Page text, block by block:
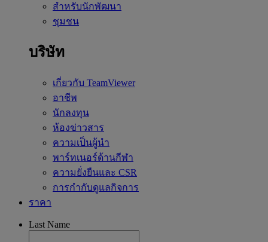
สำหรับนักพัฒนา
ชุมชน
บริษัท
เกี่ยวกับ TeamViewer
อาชีพ
นักลงทุน
ห้องข่าวสาร
ความเป็นผู้นำ
พาร์ทเนอร์ด้านกีฬา
ความยั่งยืนและ CSR
การกำกับดูแลกิจการ
ราคา
Last Name